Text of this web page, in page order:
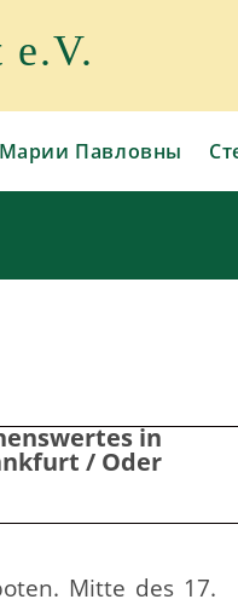
e.V.
Павловны
in
/ Oder
Mitte des 17.